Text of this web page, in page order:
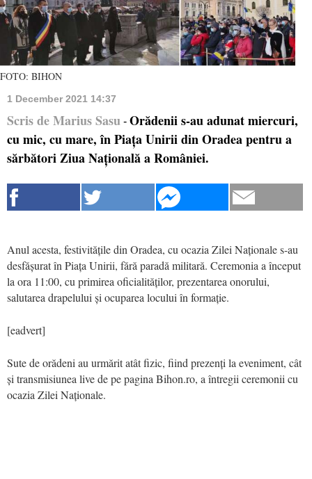
FOTO: BIHON
1 December 2021 14:37
Scris de Marius Sasu - Orădenii s-au adunat miercuri,
cu mic, cu mare, în Piața Unirii din Oradea pentru a
sărbători Ziua Națională a României.
Anul acesta, festivitățile din Oradea, cu ocazia Zilei Naționale s-au
desfășurat în Piața Unirii, fără paradă militară. Ceremonia a început
la ora 11:00, cu primirea oficialităților, prezentarea onorului,
salutarea drapelului și ocuparea locului în formație.
[eadvert]
Sute de orădeni au urmărit atât fizic, fiind prezenți la eveniment, cât
și transmisiunea live de pe pagina Bihon.ro, a întregii ceremonii cu
ocazia Zilei Naționale.